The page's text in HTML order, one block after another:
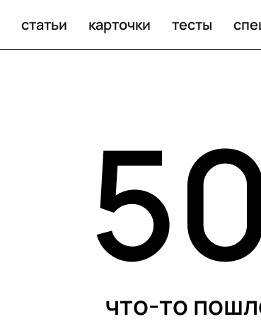
статьи карточки тесты
что-то